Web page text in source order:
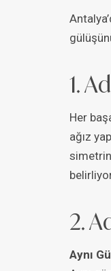
1.
Her
ağız
2.
Aynı